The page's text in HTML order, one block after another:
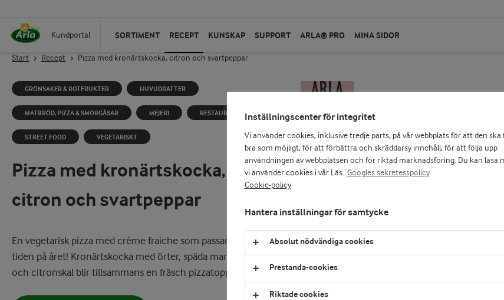
Kundportal SORTIMENT RECEPT KUNSKAP SUPPORT ARLA® PRO MINA SIDOR
Start Recept Pizza med kronärtskocka, citron och svartpeppar
GRÖNSAKER & ROTFRUKTER HUVUDRÄTTER
MATBRÖD, PIZZA & SMÖRGÅSAR MEJERI RESTAURANG
STREET FOOD VEGETARISKT
Pizza med kronärtskocka,
citron och svartpeppar
En vegetarisk pizza med crème fraiche som passar den ljusa
tiden på året! Kronärtskocka med örter, späda mangoldblad
och citronskal blir tillsammans en fräsch pizzatopping.
Inställningscenter för integritet
Vi använder cookies, inklusive tredje parts, på vår webbplats för att den ska
bra som möjligt, för att förbättra och skräddarsy innehåll, för att följa upp
användningen av webbplatsen och för riktad marknadsföring. Du kan läsa
vi använder cookies i vår Läs Googles sekretesspolicy
Cookie-policy
Hantera inställningar för samtycke
Absolut nödvändiga cookies
Prestanda-cookies
Riktade cookies